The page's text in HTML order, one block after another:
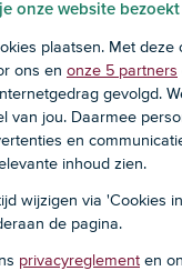
doorgeven?
risico dat
schadevrije jaren.
schade claimt,
onze website bezoekt
plaatsen. Met deze
ons en onze 5 partners
gevolgd.
van jou. Daarmee
en
inhoud zien.
wijzigen via 'Cookies
de pagina.
privacyreglement en